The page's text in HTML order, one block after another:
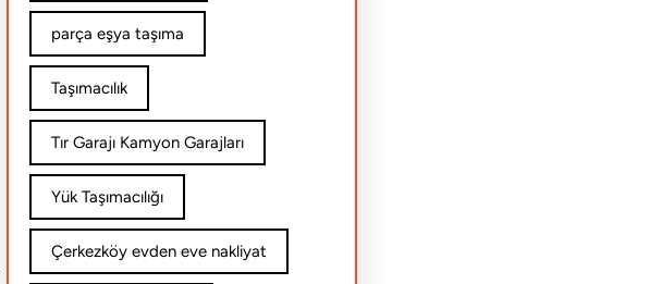
parça eşya taşıma
Taşımacılık
Tır Garajı Kamyon Garajları
Yük Taşımacılığı
Çerkezköy evden eve nakliyat